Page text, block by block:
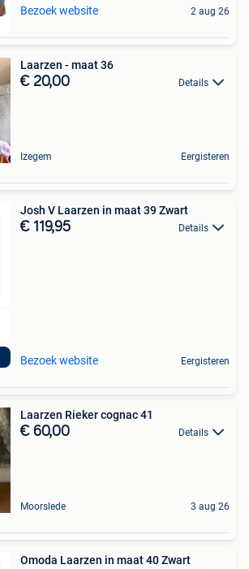
Bezoek website 2 aug 26
Laarzen - maat 36
€ 20,00 Details
Izegem Eergisteren
Josh V Laarzen in maat 39 Zwart
€ 119,95 Details
Bezoek website Eergisteren
Laarzen Rieker cognac 41
€ 60,00 Details
Moorslede 3 aug 26
Omoda Laarzen in maat 40 Zwart